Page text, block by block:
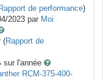
Rapport de performance)
2023 par Moi
(Rapport de
sur l'année
RCM-375-400-